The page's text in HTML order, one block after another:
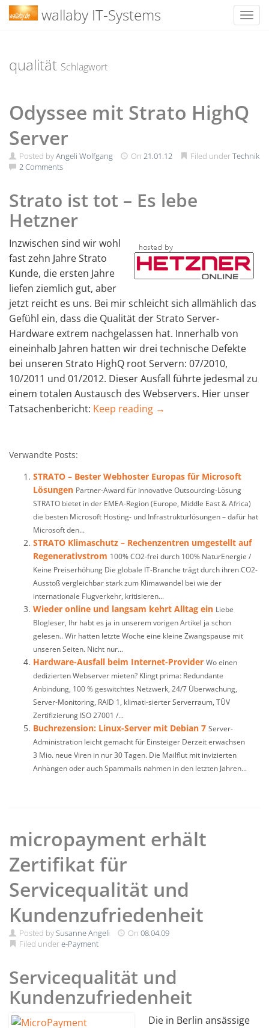
wallaby IT-Systems
qualität Schlagwort
Odyssee mit Strato HighQ
Server
Posted byAngeli Wolfgang On 21.01.12 Filed underTechnik
2 Comments
Strato ist tot – Es lebe
Hetzner
Inzwischen sind wir wohl
fast zehn Jahre Strato
Kunde, die ersten Jahre
liefen ziemlich gut, aber
jetzt reicht es uns. Bei mir schleicht sich allmählich das
Gefühl ein, dass die Qualität der Strato Server-
Hardware extrem nachgelassen hat. Innerhalb von
eineinhalb Jahren hatten wir drei technische Defekte
bei unseren Strato HighQ root Servern: 07/2010,
10/2011 und 01/2012. Dieser Ausfall führte jedesmal zu
einem totalen Austausch des Webservers. Hier unser
Tatsachenbericht: Keep reading →
Verwandte Posts:
STRATO – Bester Webhoster Europas für Microsoft
Lösungen Partner-Award für innovative Outsourcing-Lösung
STRATO bietet in der EMEA-Region (Europe, Middle East & Africa)
die besten Microsoft Hosting- und Infrastrukturlösungen – dafür hat
Microsoft den...
STRATO Klimaschutz – Rechenzentren umgestellt auf
Regenerativstrom 100% CO2-frei durch 100% NaturEnergie /
Keine Preiserhöhung Die globale IT-Branche trägt durch ihren CO2-
Ausstoß vergleichbar stark zum Klimawandel bei wie der
internationale Flugverkehr, kritisieren...
Wieder online und langsam kehrt Alltag ein Liebe
Blogleser, Ihr habt es ja in unserem vorigen Artikel ja schon
gelesen.. Wir hatten letzte Woche eine kleine Zwangspause mit
unseren Seiten. Nicht nur...
Hardware-Ausfall beim Internet-Provider Wo einen
dedizierten Webserver mieten? Klingt prima: Redundante
Anbindung, 100 % geswitchtes Netzwerk, 24/7 Überwachung,
Server-Monitoring, RAID 1, klimati-sierter Serverraum, TÜV
Zertifizierung ISO 27001 /...
Buchrezension: Linux-Server mit Debian 7 Server-
Administration leicht gemacht für Einsteiger Derzeit erwachsen
3 Mio. neue Viren in nur 30 Tagen. Die Mailflut mit invizierten
Anhängen oder auch Spammails nahmen in den letzten Jahren...
micropayment erhält
Zertifikat für
Servicequalität und
Kundenzufriedenheit
Posted bySusanne Angeli On 08.04.09
Filed undere-Payment
Servicequalität und
Kundenzufriedenheit
Die in Berlin ansässige